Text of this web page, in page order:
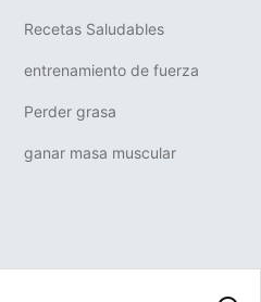
Recetas Saludables
entrenamiento de fuerza
Perder grasa
ganar masa muscular